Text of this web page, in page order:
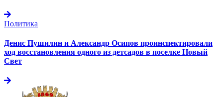
Политика
Денис Пушилин и Александр Осипов проинспектировали
ход восстановления одного из детсадов в поселке Новый
Свет